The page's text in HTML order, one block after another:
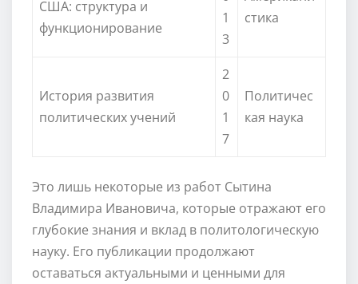
США: структура и
функционирование
1
3
стика
История развития
политических учений
2
0
1
7
Политичес
кая наука
Это лишь некоторые из работ Сытина
Владимира Ивановича, которые отражают его
глубокие знания и вклад в политологическую
науку. Его публикации продолжают
оставаться актуальными и ценными для